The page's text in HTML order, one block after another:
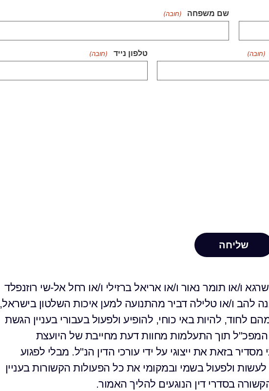
שם משפחה (חובה)
(חובה) טלפון נייד (חובה)
ו/או תומר נאור ו/או אריאל ברזילי ו/או רחל אל-שי רוזנפלד
להב ו/או טלילה דביר מהתנועה למען איכות השלטון בישראל,
אחד מהם לחוד, להיות באי כוחי, להופיע ולפעול בעבורי בעניין הגשת
תוך התעלמות מחוות דעת מחייבת של היועצת
בזאת את ייצוגי על ידי עורכי הדין הנ"ל. מבלי לפגוע
לעשות ולפעול בשמי ובמקומי את כל הפעולות הקשורות בעניין
בסדרי דין הנוגעים להליך האמור.